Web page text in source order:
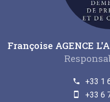
Françoise AGENCE
+33 1
+33 6